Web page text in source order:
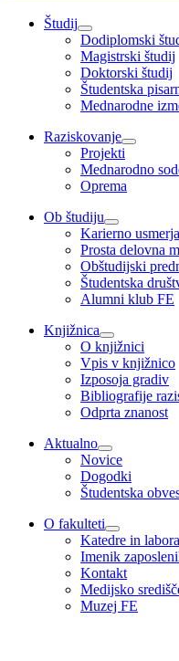
Študij
Dodiplomski
Magistrski študij
Doktorski študij
Študentska
Mednarodne
Raziskovanje
Projekti
Mednarodno
Oprema
Ob študiju
Karierno
Prosta delovna
Obštudijski
Študentska
Alumni klub FE
Knjižnica
O knjižnici
Vpis v knjižnico
Izposoja gradiv
Bibliografije
Odprta znanost
Aktualno
Novice
Dogodki
Študentska
O fakulteti
Katedre in
Imenik
Kontakt
Medijsko
Muzej FE